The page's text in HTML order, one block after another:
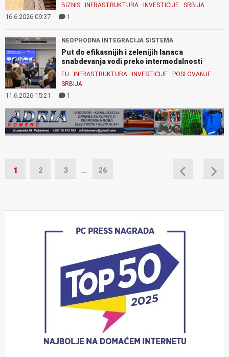
BIZNIS INFRASTRUKTURA INVESTICIJE SRBIJA
16.6.2026 09:37 1
NEOPHODNA INTEGRACIJA SISTEMA
Put do efikasnijih i zelenijih lanaca
snabdevanja vodi preko intermodalnosti
EU INFRASTRUKTURA INVESTICIJE
POSLOVANJE
SRBIJA
11.6.2026 15:21 1
1 2 3 … 26